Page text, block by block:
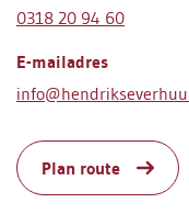
0318 20 94 60
E-mailadres
Plan route